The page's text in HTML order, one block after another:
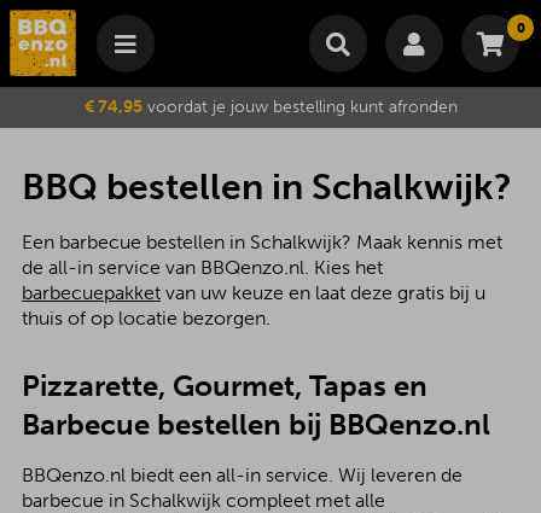
0
Winkelmand
Je winkelwagen is momenteel leeg.
Subtotaal €
Wijzig winkelmand Bestellen
€ 74,95voordat je jouw bestelling kunt afronden
BBQ bestellen in Schalkwijk?
Een barbecue bestellen in Schalkwijk? Maak kennis met
de all-in service van BBQenzo.nl. Kies het
barbecuepakketvan uw keuze en laat deze gratis bij u
thuis of op locatie bezorgen.
Pizzarette, Gourmet, Tapas en
Barbecue bestellen bij BBQenzo.nl
BBQenzo.nl biedt een all-in service. Wij leveren de
barbecue in Schalkwijk compleet met alle